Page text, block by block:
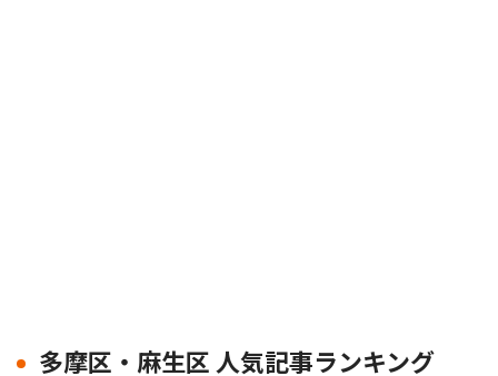
多摩区・麻生区 人気記事ランキング